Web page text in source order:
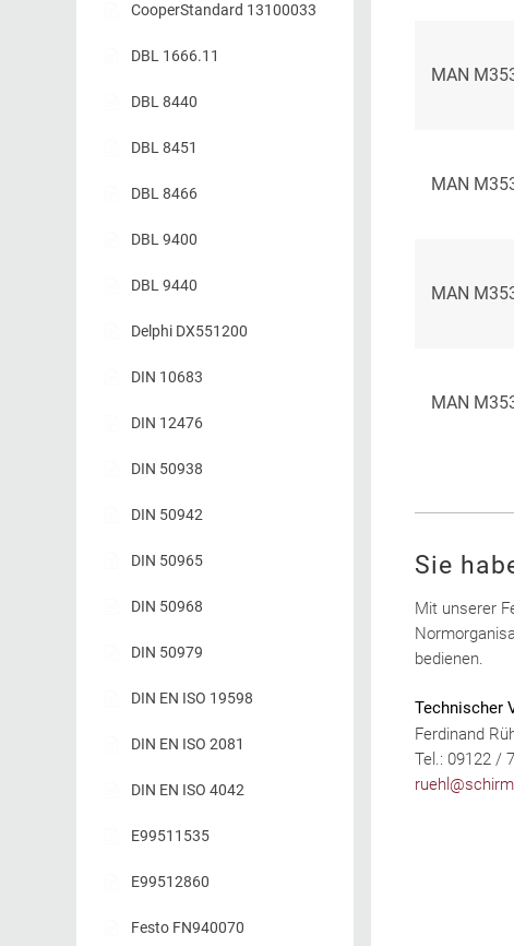
CooperStandard 13100033
DBL 1666.11
DBL 8440
DBL 8451
DBL 8466
DBL 9400
DBL 9440
Delphi DX551200
DIN 10683
DIN 12476
DIN 50938
DIN 50942
DIN 50965
DIN 50968
DIN 50979
DIN EN ISO 19598
DIN EN ISO 2081
DIN EN ISO 4042
E99511535
E99512860
Festo FN940070
MAN
MAN
MAN
MAN
Sie
Mit unserer
bedienen.
Technischer
Ferdinand
Tel.: 09122 /